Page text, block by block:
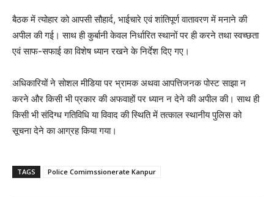
बैठक में त्योहार को आपसी सौहार्द, भाईचारे एवं शांतिपूर्ण वातावरण में मनाने की
अपील की गई। साथ ही कुर्बानी केवल निर्धारित स्थानों पर ही करने तथा स्वच्छता
एवं साफ-सफाई का विशेष ध्यान रखने के निर्देश दिए गए।
अधिकारियों ने सोशल मीडिया पर भ्रामक अथवा आपत्तिजनक पोस्ट साझा न
करने और किसी भी प्रकार की अफवाहों पर ध्यान न देने की अपील की। साथ ही
किसी भी संदिग्ध गतिविधि या विवाद की स्थिति में तत्काल स्थानीय पुलिस को
सूचना देने का आग्रह किया गया।
TAGS Police Comimssionerate Kanpur